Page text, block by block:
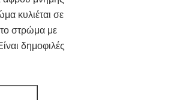
κυλιέται σε
στρώμα με
δημοφιλές